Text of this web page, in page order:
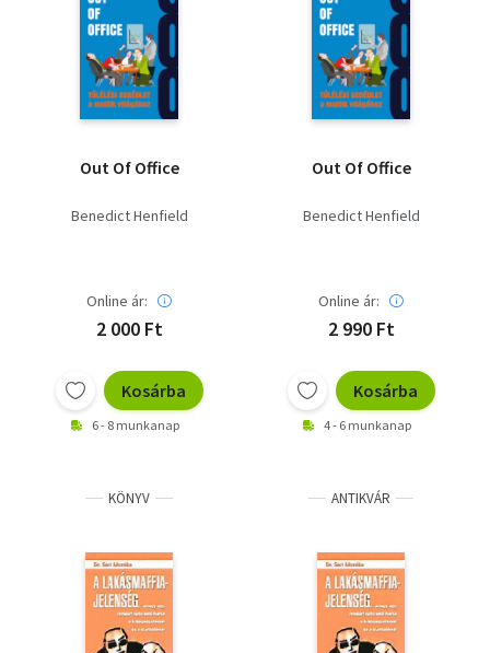
Out Of Office
Benedict Henfield
Online ár:
2 000 Ft
Kosárba
6 - 8 munkanap
Out Of Office
Benedict Henfield
Online ár:
2 990 Ft
Kosárba
4 - 6 munkanap
KÖNYV ANTIKVÁR